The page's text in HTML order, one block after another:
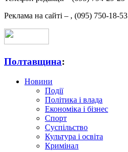
Реклама на сайті – , (095) 750-18-53
Полтавщина:
Новини
Події
Політика і влада
Економіка і бізнес
Спорт
Суспільство
Культура і освіта
Кримінал